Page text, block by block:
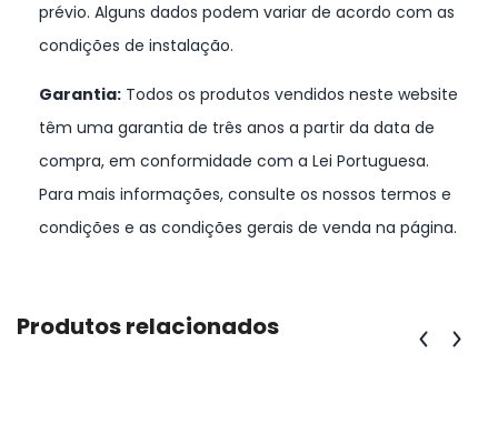
prévio. Alguns dados podem variar de acordo com as
condições de instalação.
Garantia: Todos os produtos vendidos neste website
têm uma garantia de três anos a partir da data de
compra, em conformidade com a Lei Portuguesa.
Para mais informações, consulte os nossos termos e
condições e as condições gerais de venda na página.
Produtos relacionados